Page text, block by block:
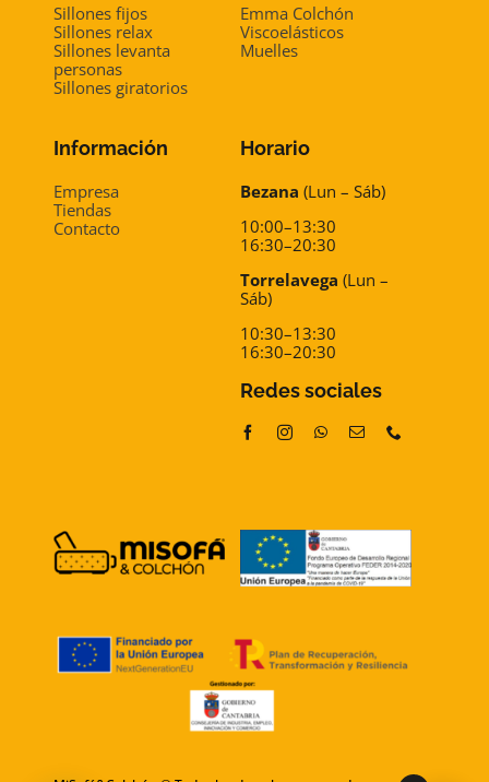
Sillones fijos
Sillones relax
Sillones levanta
personas
Sillones giratorios
Emma Colchón
Viscoelásticos
Muelles
Información
Empresa
Tiendas
Contacto
Horario
Bezana (Lun – Sáb)
10:00–13:30
16:30–20:30
Torrelavega (Lun –
Sáb)
10:30–13:30
16:30–20:30
Redes sociales